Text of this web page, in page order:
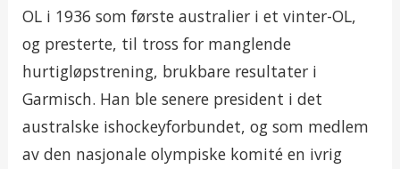
OL i 1936 som første australier i et vinter-OL,
og presterte, til tross for manglende
hurtigløpstrening, brukbare resultater i
Garmisch. Han ble senere president i det
australske ishockeyforbundet, og som medlem
av den nasjonale olympiske komité en ivrig